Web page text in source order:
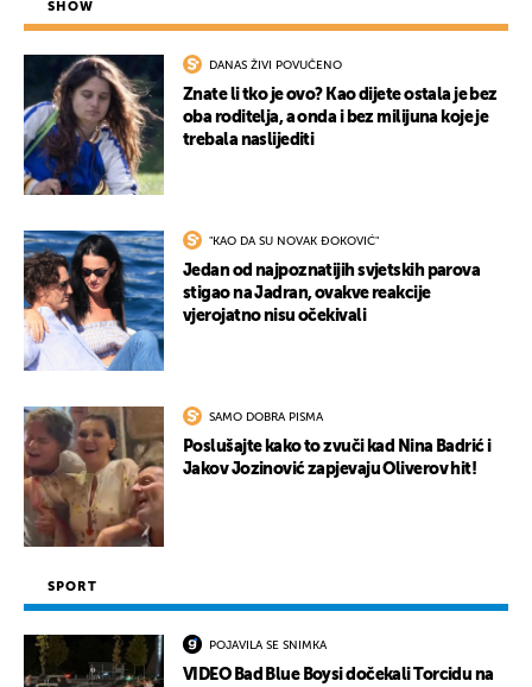
SHOW
DANAS ŽIVI POVUČENO
Znate li tko je ovo? Kao dijete ostala je bez
oba roditelja, a onda i bez milijuna koje je
trebala naslijediti
"KAO DA SU NOVAK ĐOKOVIĆ"
Jedan od najpoznatijih svjetskih parova
stigao na Jadran, ovakve reakcije
vjerojatno nisu očekivali
SAMO DOBRA PISMA
Poslušajte kako to zvuči kad Nina Badrić i
Jakov Jozinović zapjevaju Oliverov hit!
SPORT
POJAVILA SE SNIMKA
VIDEO Bad Blue Boysi dočekali Torcidu na
UKLJUČITE NOTIFIKACIJE